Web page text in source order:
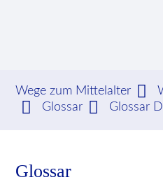
Suchbegriffe
Wege zum Mittelalter
Glossar
Glossar
Glossar